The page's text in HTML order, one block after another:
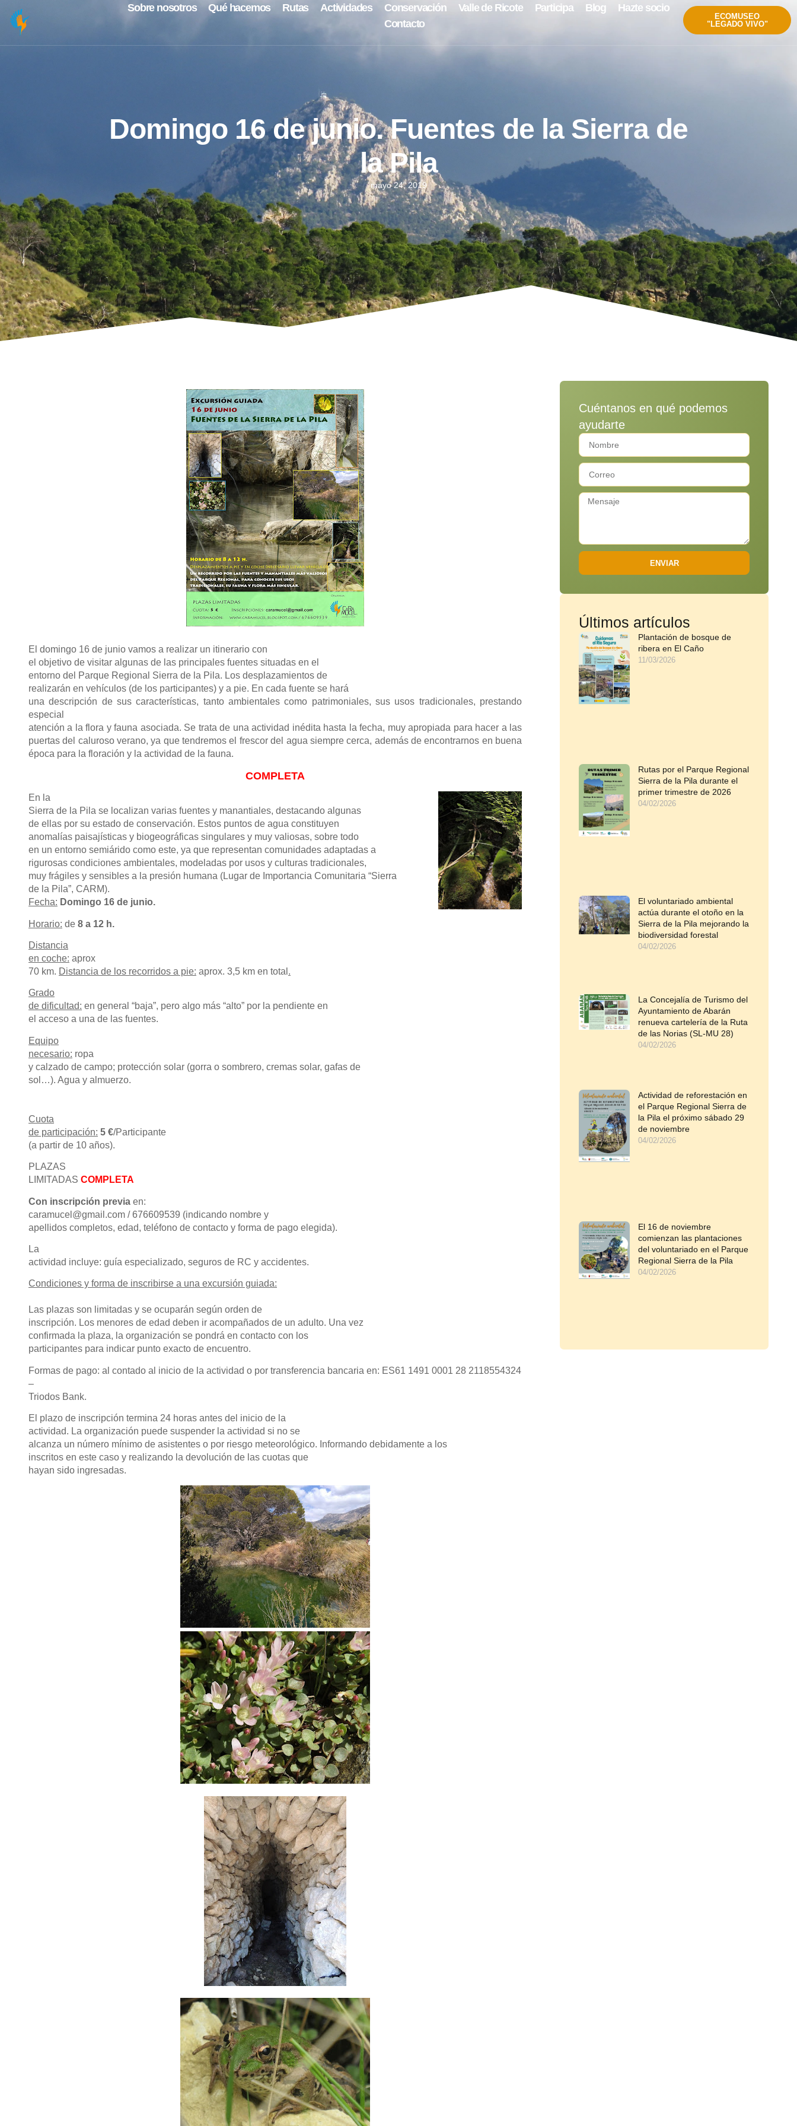
Sobre nosotros Qué hacemos Rutas Actividades Conservación Valle de Ricote Participa Blog
Hazte socio
Contacto
ECOMUSEO
"LEGADO VIVO"
Domingo 16 de junio. Fuentes de la Sierra de
la Pila
mayo 24, 2019
El domingo 16 de junio vamos a realizar un itinerario con
el objetivo de visitar algunas de las principales fuentes situadas en el
entorno del Parque Regional Sierra de la Pila. Los desplazamientos de
realizarán en vehículos (de los participantes) y a pie. En cada fuente se hará
una descripción de sus características, tanto ambientales como patrimoniales, sus usos tradicionales, prestando
especial
atención a la flora y fauna asociada. Se trata de una actividad inédita hasta la fecha, muy apropiada para hacer a las
puertas del caluroso verano, ya que tendremos el frescor del agua siempre cerca, además de encontrarnos en buena
época para la floración y la actividad de la fauna.
COMPLETA
En la
Sierra de la Pila se localizan varias fuentes y manantiales, destacando algunas
de ellas por su estado de conservación. Estos puntos de agua constituyen
anomalías paisajísticas y biogeográficas singulares y muy valiosas, sobre todo
en un entorno semiárido como este, ya que representan comunidades adaptadas a
rigurosas condiciones ambientales, modeladas por usos y culturas tradicionales,
muy frágiles y sensibles a la presión humana (Lugar de Importancia Comunitaria “Sierra
de la Pila”, CARM).
Fecha: Domingo 16 de junio.
Horario: de 8 a 12 h.
Distancia
en coche: aprox
70 km. Distancia de los recorridos a pie: aprox. 3,5 km en total .
Grado
de dificultad: en general “baja”, pero algo más “alto” por la pendiente en
el acceso a una de las fuentes.
Equipo
necesario: ropa
y calzado de campo; protección solar (gorra o sombrero, cremas solar, gafas de
sol…). Agua y almuerzo.
Cuota
de participación: 5 €/Participante
(a partir de 10 años).
PLAZAS
LIMITADAS COMPLETA
Con inscripción previa en:
caramucel@gmail.com / 676609539 (indicando nombre y
apellidos completos, edad, teléfono de contacto y forma de pago elegida).
La
actividad incluye: guía especializado, seguros de RC y accidentes.
Condiciones y forma de inscribirse a una excursión guiada:
Las plazas son limitadas y se ocuparán según orden de
inscripción. Los menores de edad deben ir acompañados de un adulto. Una vez
confirmada la plaza, la organización se pondrá en contacto con los
participantes para indicar punto exacto de encuentro.
Formas de pago: al contado al inicio de la actividad o por transferencia bancaria en: ES61 1491 0001 28 2118554324
–
Triodos Bank.
El plazo de inscripción termina 24 horas antes del inicio de la
actividad. La organización puede suspender la actividad si no se
alcanza un número mínimo de asistentes o por riesgo meteorológico. Informando debidamente a los
inscritos en este caso y realizando la devolución de las cuotas que
hayan sido ingresadas.
Cuéntanos en qué podemos
ayudarte
ENVIAR
Últimos artículos
Plantación de bosque de
ribera en El Caño
11/03/2026
Rutas por el Parque Regional
Sierra de la Pila durante el
primer trimestre de 2026
04/02/2026
El voluntariado ambiental
actúa durante el otoño en la
Sierra de la Pila mejorando la
biodiversidad forestal
04/02/2026
La Concejalía de Turismo del
Ayuntamiento de Abarán
renueva cartelería de la Ruta
de las Norias (SL-MU 28)
04/02/2026
Actividad de reforestación en
el Parque Regional Sierra de
la Pila el próximo sábado 29
de noviembre
04/02/2026
El 16 de noviembre
comienzan las plantaciones
del voluntariado en el Parque
Regional Sierra de la Pila
04/02/2026